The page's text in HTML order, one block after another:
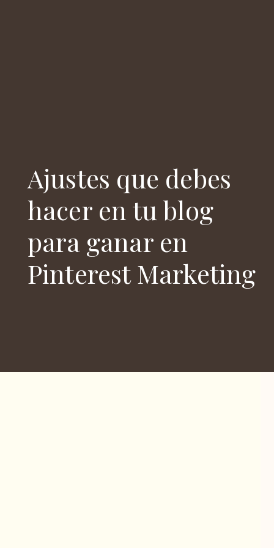
Ajustes que debes
hacer en tu blog
para ganar en
Pinterest Marketing